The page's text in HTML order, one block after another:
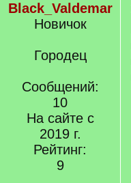
Black_Valdemar
Новичок
Городец
Сообщений:
10
На сайте с
2019 г.
Рейтинг:
9